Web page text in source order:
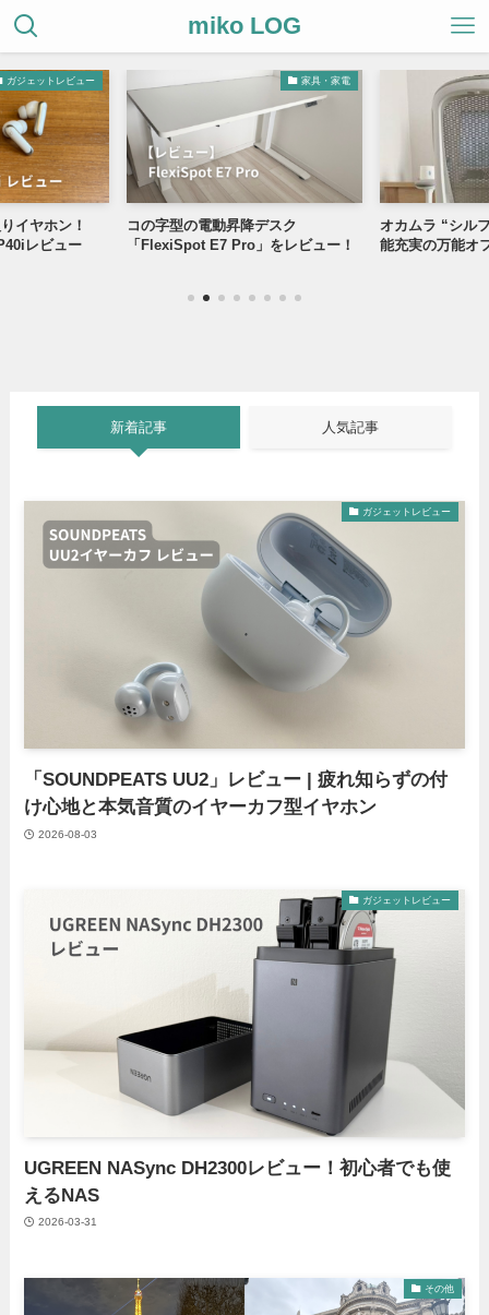
miko LOG
ガジェットレビュー
イヤホン！
レビュー
家具・家電
コの字型の電動昇降デスク
「FlexiSpot E7 Pro」をレビュー！
オカムラ “シル
能充実の万能オ
新着記事 人気記事
ガジェットレビュー
「SOUNDPEATS UU2」レビュー | 疲れ知らずの付
け心地と本気音質のイヤーカフ型イヤホン
2026-08-03
ガジェットレビュー
UGREEN NASync DH2300レビュー！初心者でも使
えるNAS
2026-03-31
その他